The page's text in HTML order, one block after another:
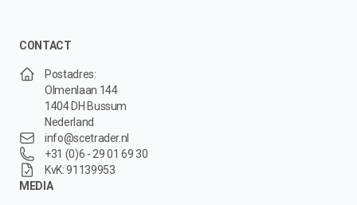
CONTACT
Postadres:
Olmenlaan 144
1404 DH Bussum
Nederland
info@scetrader.nl
+31 (0)6 - 29 01 69 30
KvK: 91139953
MEDIA